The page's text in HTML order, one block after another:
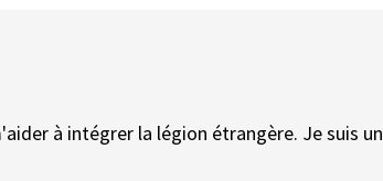
à intégrer la légion étrangère. Je suis un